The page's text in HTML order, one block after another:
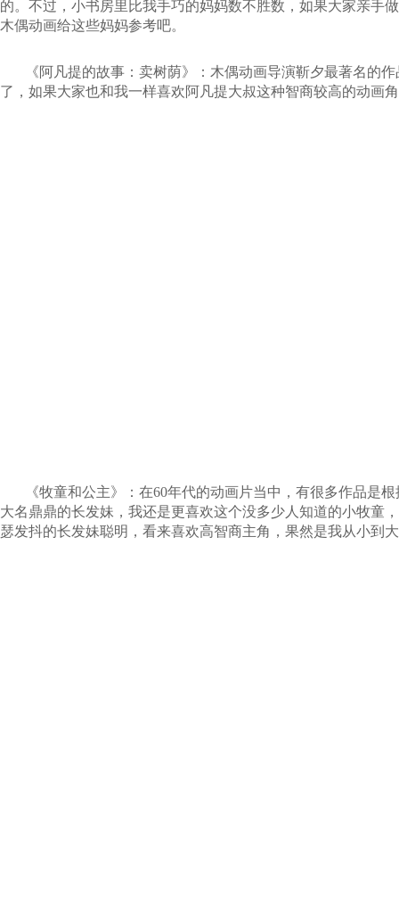
的。不过，小书房里比我手巧的妈妈数不胜数，如果大家亲手
木偶动画给这些妈妈参考吧。
《阿凡提的故事：卖树荫》：木偶动画导演靳夕最著名的
了，如果大家也和我一样喜欢阿凡提大叔这种智商较高的动画
《牧童和公主》：在60年代的动画片当中，有很多作品是
大名鼎鼎的长发妹，我还是更喜欢这个没多少人知道的小牧童
瑟发抖的长发妹聪明，看来喜欢高智商主角，果然是我从小到